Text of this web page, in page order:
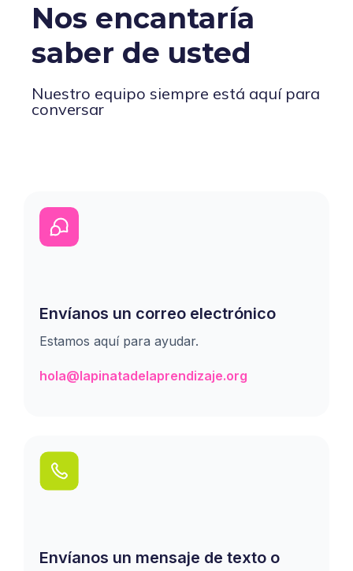
Nos encantaría
saber de usted
Nuestro equipo siempre está aquí para
conversar
Envíanos un correo electrónico
Estamos aquí para ayudar.
hola@lapinatadelaprendizaje.org
Envíanos un mensaje de texto o